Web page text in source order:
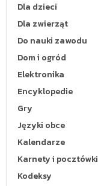
Dla dzieci
Dla zwierząt
Do nauki zawodu
Dom i ogród
Elektronika
Encyklopedie
Gry
Języki obce
Kalendarze
Karnety i pocztówki
Kodeksy